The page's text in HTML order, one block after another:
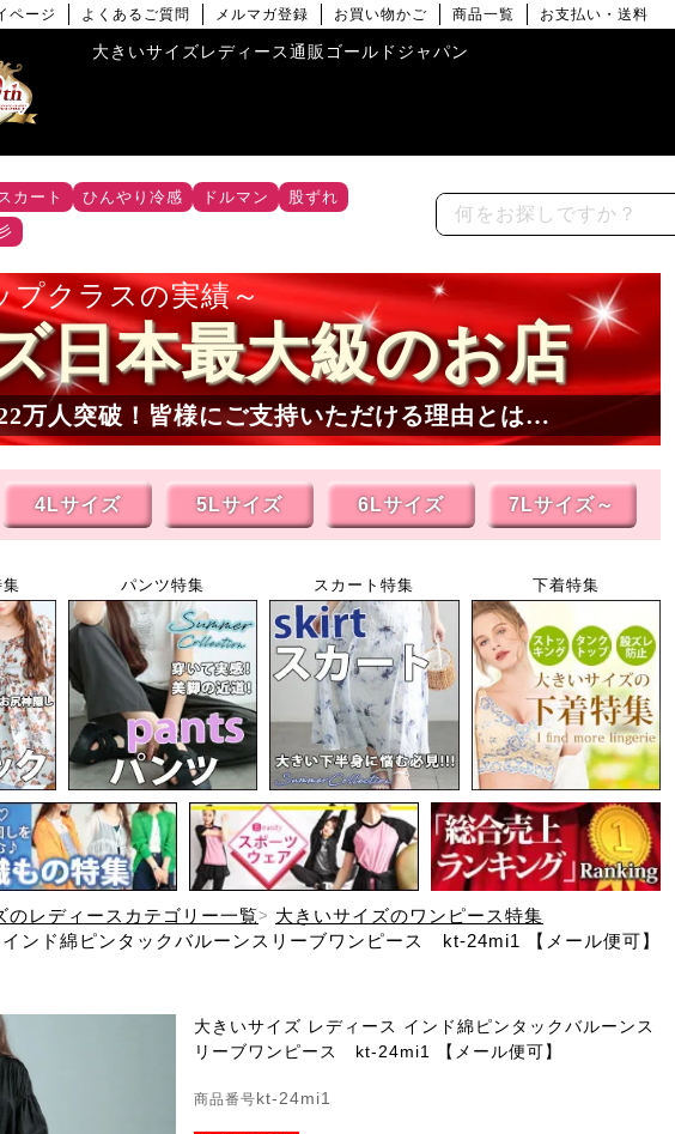
ページ よくあるご質問 メルマガ登録 お買い物かご 商品一覧 お支払い・送料
大きいサイズレディース通販ゴールドジャパン
カート ひんやり冷感 ドルマン
股ずれ
プクラスの実績
日本最大級のお店
万人突破！皆様にご支持いただける理由とは…
4Lサイズ 5Lサイズ 6Lサイズ 7Lサイズ～
パンツ特集 スカート特集 下着特集
のレディースカテゴリー一覧
大きいサイズのワンピース特集
ンド綿ピンタックバルーンスリーブワンピース kt-24mi1 【メール便可】
大きいサイズ レディース インド綿ピンタックバルーンス
リーブワンピース kt-24mi1 【メール便可】
商品番号kt-24mi1